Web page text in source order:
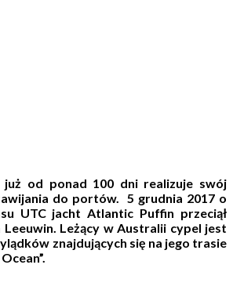
już od ponad 100 dni realizuje swój
do portów. 5 grudnia 2017 o
UTC jacht Atlantic Puffin przeciął
Leeuwin. Leżący w Australii cypel jest
znajdujących się na jego trasie